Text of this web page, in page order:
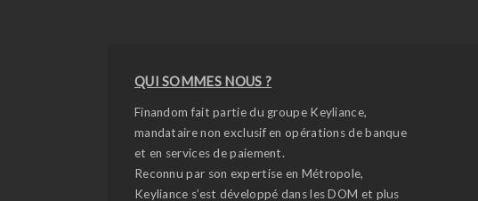
QUI SOMMES NOUS ?
Finandom fait partie du groupe Keyliance,
mandataire non exclusif en opérations de banque
et en services de paiement.
Reconnu par son expertise en Métropole,
Keyliance s’est développé dans les DOM et plus